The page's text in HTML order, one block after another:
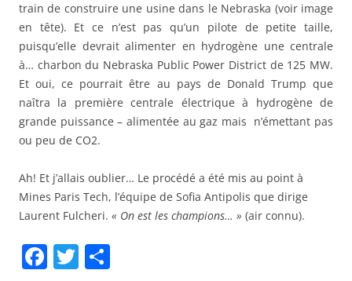
train de construire une usine dans le Nebraska (voir image
en tête). Et ce n’est pas qu’un pilote de petite taille,
puisqu’elle devrait alimenter en hydrogène une centrale
à… charbon du Nebraska Public Power District de 125 MW.
Et oui, ce pourrait être au pays de Donald Trump que
naîtra la première centrale électrique à hydrogène de
grande puissance – alimentée au gaz mais n’émettant pas
ou peu de CO2.
Ah! Et j’allais oublier… Le procédé a été mis au point à
Mines Paris Tech, l’équipe de Sofia Antipolis que dirige
Laurent Fulcheri. « On est les champions… » (air connu).
F T